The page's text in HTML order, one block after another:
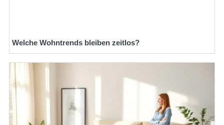
Welche Wohntrends bleiben zeitlos?